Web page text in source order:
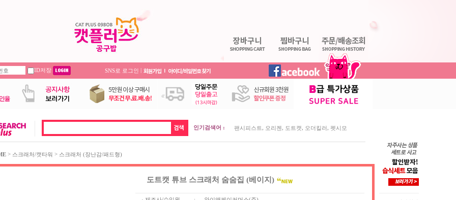
ID저장 SNS로 로그인 |
인기검색어 : 팬시피스트 오리젠 도트캣 오더킬러 펫시모
> 스크래처/캣타워 > 스크래처 (장난감/패드형)
도트캣 튜브 스크래처 숨숨집 (베이지)